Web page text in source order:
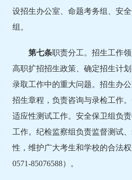
设招生办公室、命题考务组、安
组。
第七条职责分工。招生工作
高职扩招招生政策、确定招生计
录取工作中的重大问题。招生办
招生章程，负责咨询与录检工作
适应性测试工作。安全保卫组负
工作。纪检监察组负责监督测试
性，维护广大考生和学校的合法
0571-85076588）。